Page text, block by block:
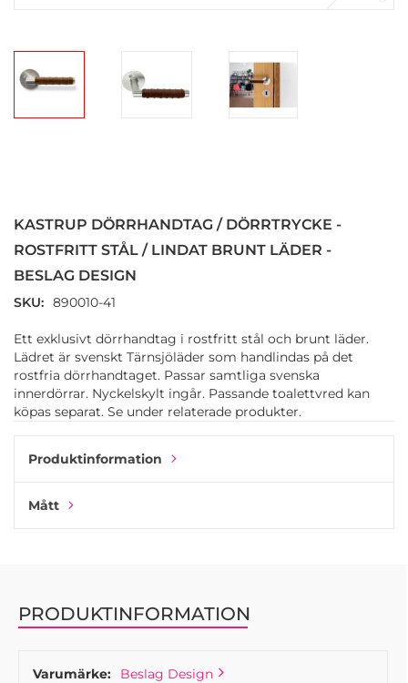
av
bildgalleriet
KASTRUP DÖRRHANDTAG / DÖRRTRYCKE -
ROSTFRITT STÅL / LINDAT BRUNT LÄDER -
BESLAG DESIGN
SKU 890010-41
Ett exklusivt dörrhandtag i rostfritt stål och brunt läder.
Lädret är svenskt Tärnsjöläder som handlindas på det
rostfria dörrhandtaget. Passar samtliga svenska
innerdörrar. Nyckelskylt ingår. Passande toalettvred kan
köpas separat. Se under relaterade produkter.
Produktinformation
Mått
PRODUKTINFORMATION
Varumärke: Beslag Design